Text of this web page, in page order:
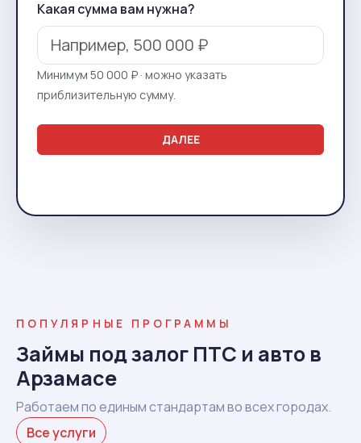
Какая сумма вам нужна?
Минимум 50 000 ₽ · можно указать
приблизительную сумму.
ДАЛЕЕ
ПОПУЛЯРНЫЕ ПРОГРАММЫ
Займы под залог ПТС и авто в
Арзамасе
Работаем по единым стандартам во всех городах.
Все услуги